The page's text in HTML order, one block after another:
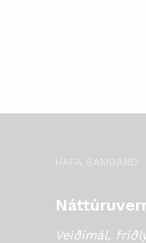
HAFA SAMBAND
Veiðimál,